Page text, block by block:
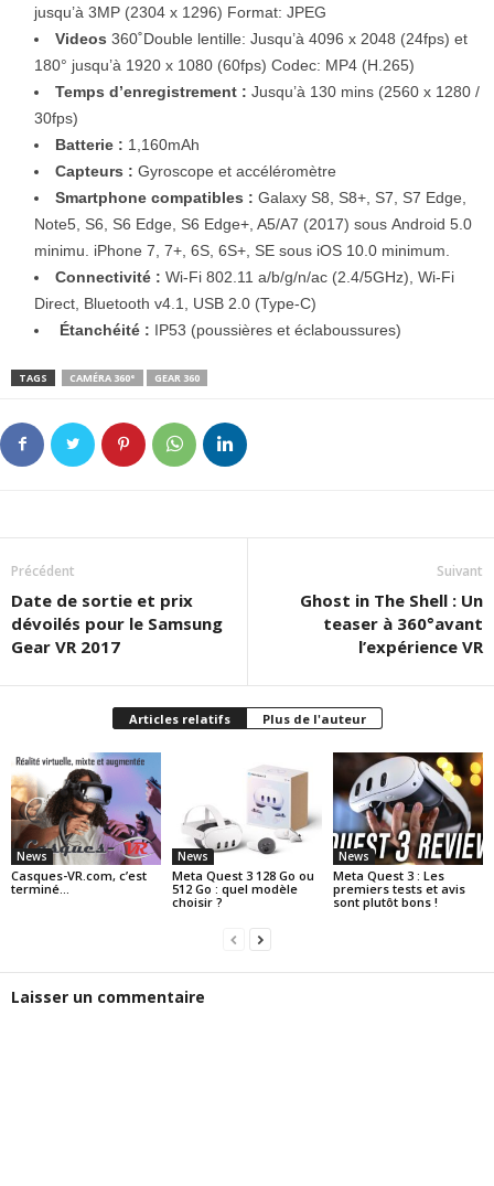
jusqu’à 3MP (2304 x 1296) Format: JPEG
Videos 360˚Double lentille: Jusqu’à 4096 x 2048 (24fps) et
180° jusqu’à 1920 x 1080 (60fps) Codec: MP4 (H.265)
Temps d’enregistrement : Jusqu’à 130 mins (2560 x 1280 /
30fps)
Batterie : 1,160mAh
Capteurs : Gyroscope et accéléromètre
Smartphone compatibles : Galaxy S8, S8+, S7, S7 Edge,
Note5, S6, S6 Edge, S6 Edge+, A5/A7 (2017) sous Android 5.0
minimu. iPhone 7, 7+, 6S, 6S+, SE sous iOS 10.0 minimum.
Connectivité : Wi-Fi 802.11 a/b/g/n/ac (2.4/5GHz), Wi-Fi
Direct, Bluetooth v4.1, USB 2.0 (Type-C)
Étanchéité : IP53 (poussières et éclaboussures)
TAGS CAMÉRA 360° GEAR 360
Précédent
Date de sortie et prix
dévoilés pour le Samsung
Gear VR 2017
Suivant
Ghost in The Shell : Un
teaser à 360°avant
l’expérience VR
Articles relatifs Plus de l'auteur
News
Casques-VR.com, c’est
terminé…
News
Meta Quest 3 128 Go ou
512 Go : quel modèle
choisir ?
News
Meta Quest 3 : Les
premiers tests et avis
sont plutôt bons !
Laisser un commentaire